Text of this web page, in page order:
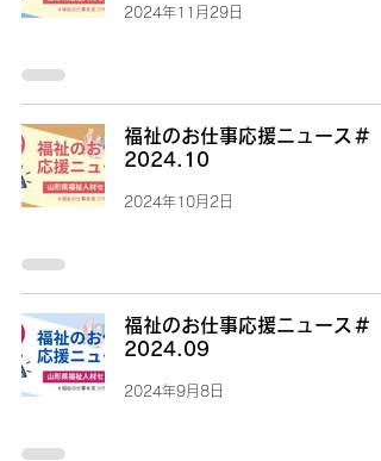
2024年11月29日
福祉のお仕事応援ニュース＃
2024.10
2024年10月2日
福祉のお仕事応援ニュース＃
2024.09
2024年9月8日